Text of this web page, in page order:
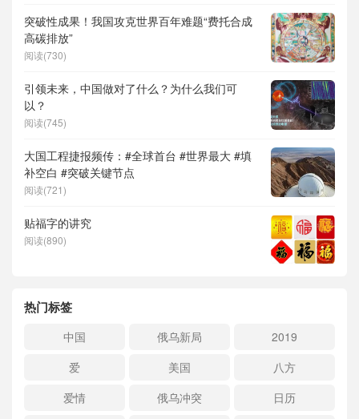
突破性成果！我国攻克世界百年难题“费托合成
高碳排放”
阅读(730)
引领未来，中国做对了什么？为什么我们可
以？
阅读(745)
大国工程捷报频传：#全球首台 #世界最大 #填
补空白 #突破关键节点
阅读(721)
贴福字的讲究
阅读(890)
热门标签
中国 俄乌新局
2019
爱
美国
八方
爱情
俄乌冲突
日历